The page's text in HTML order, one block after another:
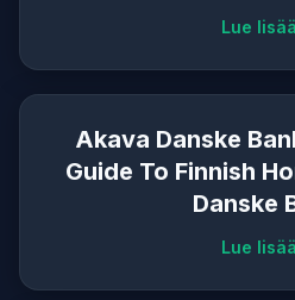
Lue lisää
Akava Danske
Guide To Finnish
Danske
Lue lisää